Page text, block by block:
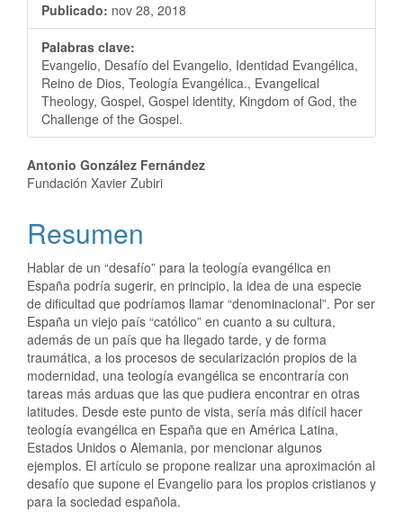
Publicado: nov 28, 2018
Palabras clave:
Evangelio, Desafío del Evangelio, Identidad Evangélica,
Reino de Dios, Teología Evangélica., Evangelical
Theology, Gospel, Gospel identity, Kingdom of God, the
Challenge of the Gospel.
Antonio González Fernández
Fundación Xavier Zubiri
Resumen
Hablar de un “desafío” para la teología evangélica en
España podría sugerir, en principio, la idea de una especie
de dificultad que podríamos llamar “denominacional”. Por ser
España un viejo país “católico” en cuanto a su cultura,
además de un país que ha llegado tarde, y de forma
traumática, a los procesos de secularización propios de la
modernidad, una teología evangélica se encontraría con
tareas más arduas que las que pudiera encontrar en otras
latitudes. Desde este punto de vista, sería más difícil hacer
teología evangélica en España que en América Latina,
Estados Unidos o Alemania, por mencionar algunos
ejemplos. El artículo se propone realizar una aproximación al
desafío que supone el Evangelio para los propios cristianos y
para la sociedad española.